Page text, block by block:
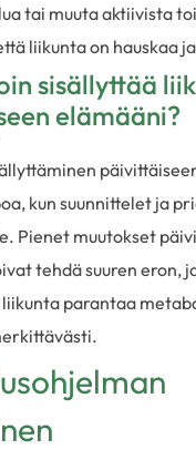
tai muuta aktiivista
liikunta on hauskaa
sisällyttää
elämääni?
kun suunnittelet ja
Pienet muutokset
tehdä suuren eron,
parantaa